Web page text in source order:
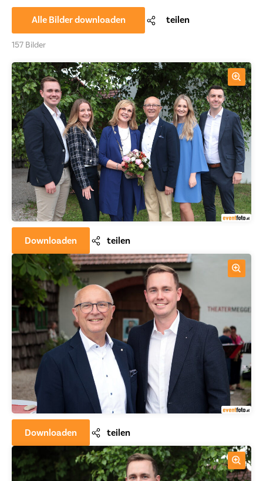
Alle Bilder downloaden teilen
157 Bilder
Downloaden teilen
Downloaden teilen